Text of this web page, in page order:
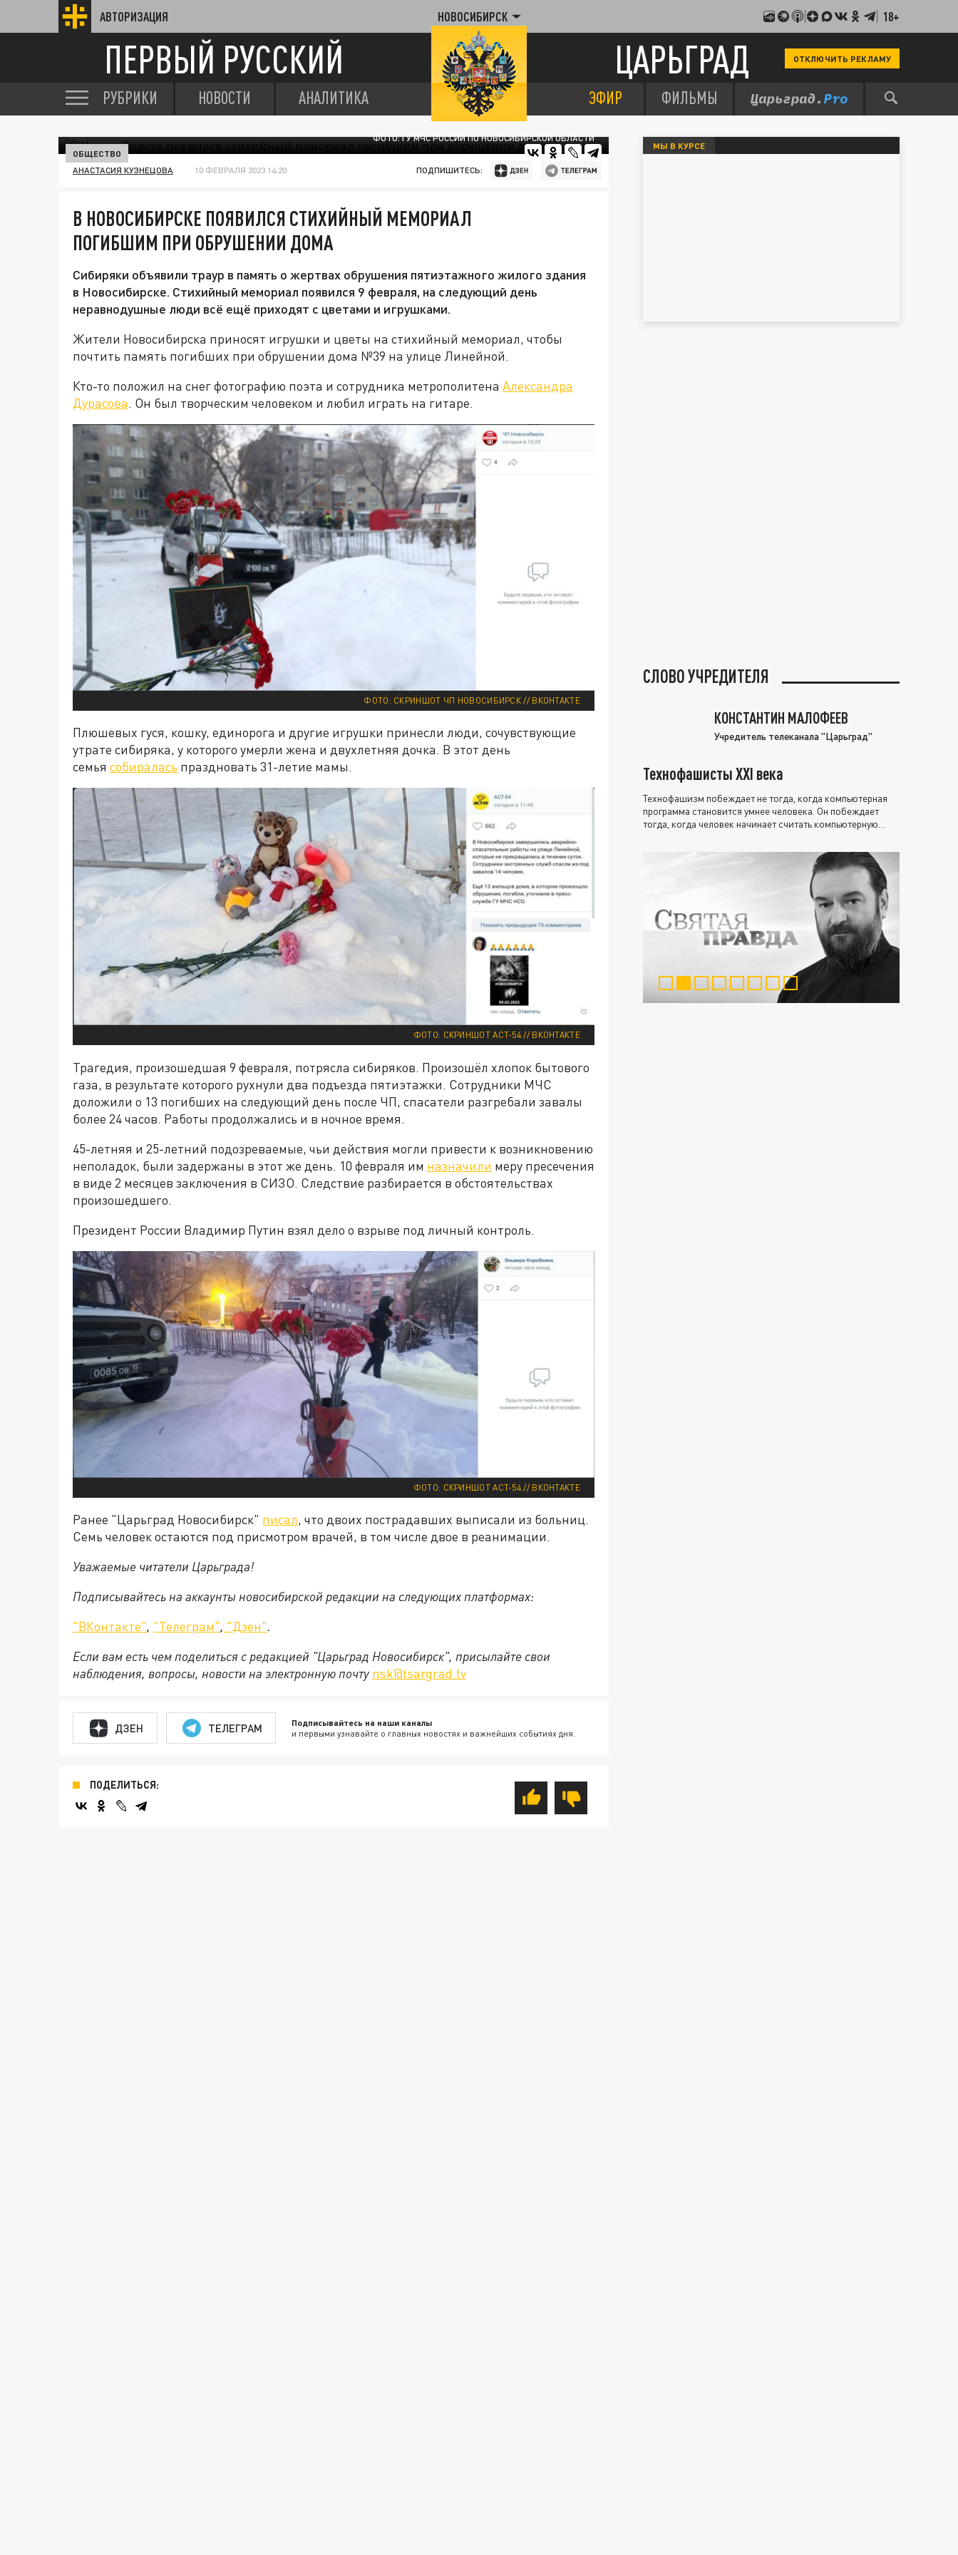
АВТОРИЗАЦИЯ НОВОСИБИРСК 18+
ПЕРВЫЙ РУССКИЙ ЦАРЬГРАД ОТКЛЮЧИТЬ РЕКЛАМУ
РУБРИКИ НОВОСТИ АНАЛИТИКА ЭФИР ФИЛЬМЫ
ФОТО: ГУ МЧС РОССИИ ПО НОВОСИБИРСКОЙ ОБЛАСТИ
ОБЩЕСТВО
АНАСТАСИЯ КУЗНЕЦОВА 10 ФЕВРАЛЯ 2023 14:20 ПОДПИШИТЕСЬ:
В НОВОСИБИРСКЕ ПОЯВИЛСЯ СТИХИЙНЫЙ МЕМОРИАЛ
ПОГИБШИМ ПРИ ОБРУШЕНИИ ДОМА
Сибиряки объявили траур в память о жертвах обрушения пятиэтажного жилого здания
в Новосибирске. Стихийный мемориал появился 9 февраля, на следующий день
неравнодушные люди всё ещё приходят с цветами и игрушками.
Жители Новосибирска приносят игрушки и цветы на стихийный мемориал, чтобы
почтить память погибших при обрушении дома №39 на улице Линейной.
Кто-то положил на снег фотографию поэта и сотрудника метрополитена Александра
Дурасова. Он был творческим человеком и любил играть на гитаре.
ФОТО: СКРИНШОТ ЧП НОВОСИБИРСК // ВКОНТАКТЕ
Плюшевых гуся, кошку, единорога и другие игрушки принесли люди, сочувствующие
утрате сибиряка, у которого умерли жена и двухлетняя дочка. В этот день
семья собиралась праздновать 31-летие мамы.
ФОТО: СКРИНШОТ АСТ-54 // ВКОНТАКТЕ
Трагедия, произошедшая 9 февраля, потрясла сибиряков. Произошёл хлопок бытового
газа, в результате которого рухнули два подъезда пятиэтажки. Сотрудники МЧС
доложили о 13 погибших на следующий день после ЧП, спасатели разгребали завалы
более 24 часов. Работы продолжались и в ночное время.
45-летняя и 25-летний подозреваемые, чьи действия могли привести к возникновению
неполадок, были задержаны в этот же день. 10 февраля им назначили меру пресечения
в виде 2 месяцев заключения в СИЗО. Следствие разбирается в обстоятельствах
произошедшего.
Президент России Владимир Путин взял дело о взрыве под личный контроль.
ФОТО: СКРИНШОТ АСТ-54 // ВКОНТАКТЕ
Ранее "Царьград Новосибирск" писал, что двоих пострадавших выписали из больниц.
Семь человек остаются под присмотром врачей, в том числе двое в реанимации.
Уважаемые читатели Царьграда!
Подписывайтесь на аккаунты новосибирской редакции на следующих платформах:
"ВКонтакте", "Телеграм", "Дзен".
Если вам есть чем поделиться с редакцией "Царьград Новосибирск", присылайте свои
наблюдения, вопросы, новости на электронную почту nsk@tsargrad.tv
ДЗЕН ТЕЛЕГРАМ Подписывайтесь на наши каналы
и первыми узнавайте о главных новостях и важнейших событиях дня.
ПОДЕЛИТЬСЯ:
МЫ В КУРСЕ
СЛОВО УЧРЕДИТЕЛЯ
КОНСТАНТИН МАЛОФЕЕВ
Учредитель телеканала "Царьград"
Технофашисты XXI века
Технофашизм побеждает не тогда, когда компьютерная
программа становится умнее человека. Он побеждает
тогда, когда человек начинает считать компьютерную